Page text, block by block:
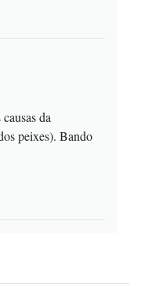
da
peixes). Bando